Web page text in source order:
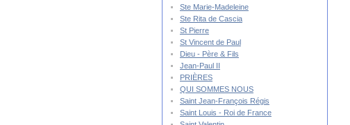
Ste Marie-Madeleine
Ste Rita de Cascia
St Pierre
St Vincent de Paul
Dieu - Père & Fils
Jean-Paul II
PRIÈRES
QUI SOMMES NOUS
Saint Jean-François Régis
Saint Louis - Roi de France